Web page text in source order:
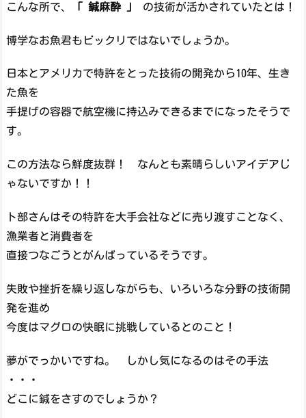
こんな所で、 「 鍼麻酔 」 の技術が活かされていたとは！
博学なお魚君もビックリではないでしょうか。
日本とアメリカで特許をとった技術の開発から10年、生き
た魚を
手提げの容器で航空機に持込みできるまでになったそうで
す。
この方法なら鮮度抜群！ なんとも素晴らしいアイデアじ
ゃないですか！！
ト部さんはその特許を大手会社などに売り渡すことなく、
漁業者と消費者を
直接つなごうとがんばっているそうです。
失敗や挫折を繰り返しながらも、いろいろな分野の技術開
発を進め
今度はマグロの快眠に挑戦しているとのこと！
夢がでっかいですね。 しかし気になるのはその手法
・・・
どこに鍼をさすのでしょうか？